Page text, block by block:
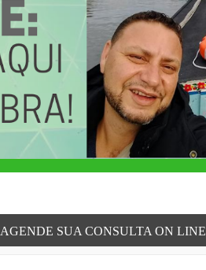
AGENDE SUA CONSULTA ON LINE